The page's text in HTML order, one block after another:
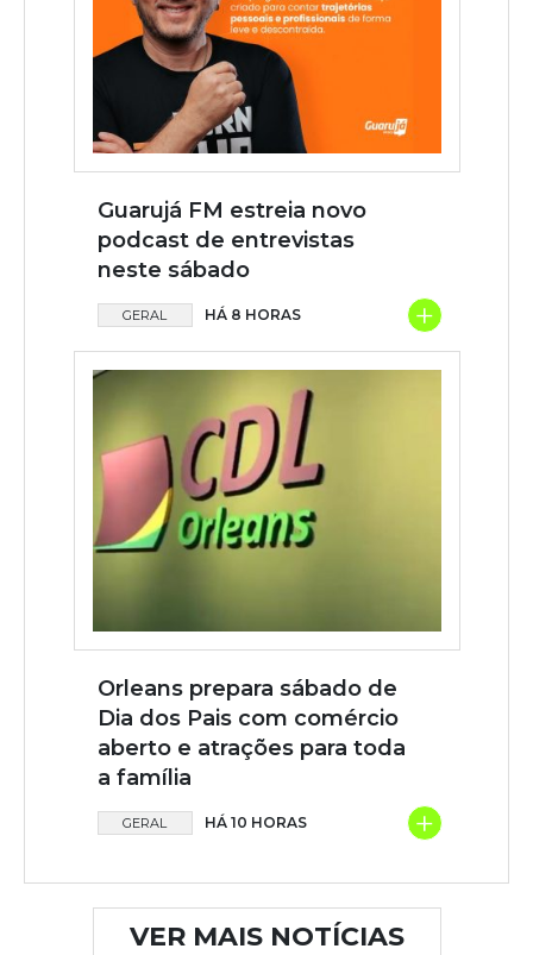
Guarujá FM estreia novo
podcast de entrevistas
neste sábado
GERAL HÁ 8 HORAS +
Orleans prepara sábado de
Dia dos Pais com comércio
aberto e atrações para toda
a família
GERAL HÁ 10 HORAS +
VER MAIS NOTÍCIAS